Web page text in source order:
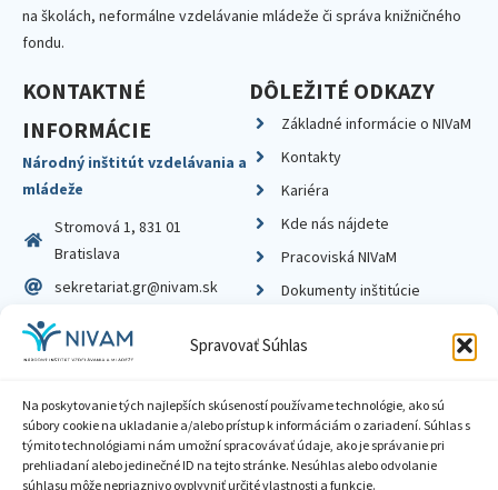
Spravovať Súhlas
Na poskytovanie tých najlepších skúseností používame technológie, ako sú
súbory cookie na ukladanie a/alebo prístup k informáciám o zariadení. Súhlas s
týmito technológiami nám umožní spracovávať údaje, ako je správanie pri
prehliadaní alebo jedinečné ID na tejto stránke. Nesúhlas alebo odvolanie
súhlasu môže nepriaznivo ovplyvniť určité vlastnosti a funkcie.
na školách, neformálne vzdelávanie mládeže či správa knižničného
fondu.
KONTAKTNÉ
INFORMÁCIE
Národný inštitút vzdelávania a
mládeže
Stromová 1, 831 01
Bratislava
sekretariat.gr@nivam.sk
IČO: 00164348
DIČ: 2020798714
DÔLEŽITÉ ODKAZY
Základné informácie o NIVaM
Kontakty
Kariéra
Kde nás nájdete
Pracoviská NIVaM
Dokumenty inštitúcie
Zásady ochrany súkromia